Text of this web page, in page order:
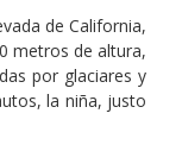
de California,
metros de altura,
por glaciares y
la niña, justo